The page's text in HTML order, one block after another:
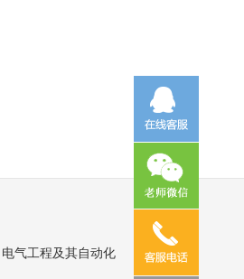
电气工程及其自动化